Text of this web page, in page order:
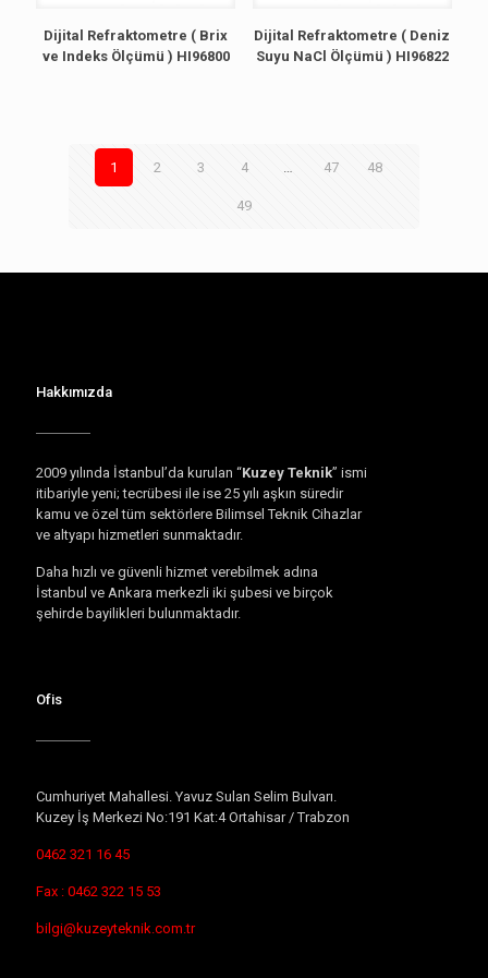
Dijital Refraktometre ( Brix
ve Indeks Ölçümü ) HI96800
Dijital Refraktometre ( Deniz
Suyu NaCl Ölçümü ) HI96822
1 2 3 4 … 47 48
49
Hakkımızda
2009 yılında İstanbul’da kurulan “Kuzey Teknik” ismi
itibariyle yeni; tecrübesi ile ise 25 yılı aşkın süredir
kamu ve özel tüm sektörlere Bilimsel Teknik Cihazlar
ve altyapı hizmetleri sunmaktadır.
Daha hızlı ve güvenli hizmet verebilmek adına
İstanbul ve Ankara merkezli iki şubesi ve birçok
şehirde bayilikleri bulunmaktadır.
Ofis
Cumhuriyet Mahallesi. Yavuz Sulan Selim Bulvarı.
Kuzey İş Merkezi No:191 Kat:4 Ortahisar / Trabzon
0462 321 16 45
Fax : 0462 322 15 53
bilgi@kuzeyteknik.com.tr